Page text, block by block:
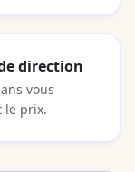
direction
vous
le prix.